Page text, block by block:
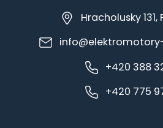
Hracholusky
+420 388
+420 775